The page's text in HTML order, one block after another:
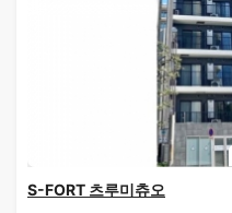
S-FORT 츠루미츄오